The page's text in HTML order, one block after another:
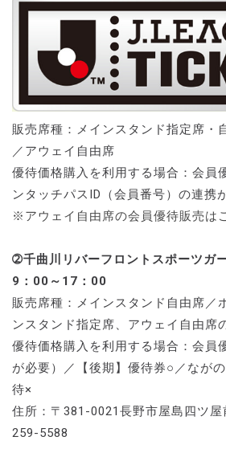
販売席種：メインスタンド指定席・
／アウェイ自由席
優待価格購入を利用する場合：会員
ンタッチパスID（会員番号）の連携
※アウェイ自由席の会員優待販売は
➁千曲川リバーフロントスポーツガ
9：00～17：00
販売席種：メインスタンド自由席
ンスタンド指定席、アウェイ自由席
優待価格購入を利用する場合：会員
が必要）／【後期】優待券○／なが
待×
住所：〒381-0021長野市屋島四ツ
259-5588